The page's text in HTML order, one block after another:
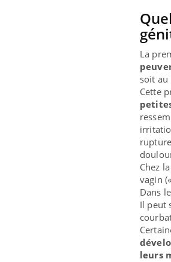
La
soit au
Cette
Chez la
vagin
Dans
Il peut
leurs